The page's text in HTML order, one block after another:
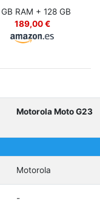
RAM + 128 GB
189,00 €
Motorola Moto G23
Motorola
-